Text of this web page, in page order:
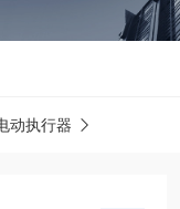
动执行器